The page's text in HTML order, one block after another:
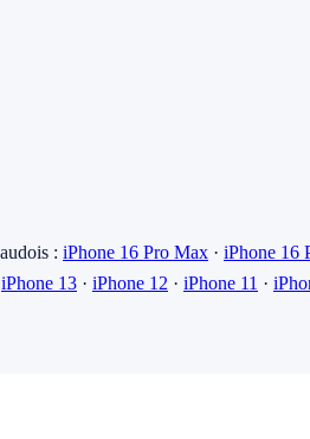
: iPhone 16 Pro Max · iPhone 16
iPhone 13 · iPhone 12 · iPhone 11 ·